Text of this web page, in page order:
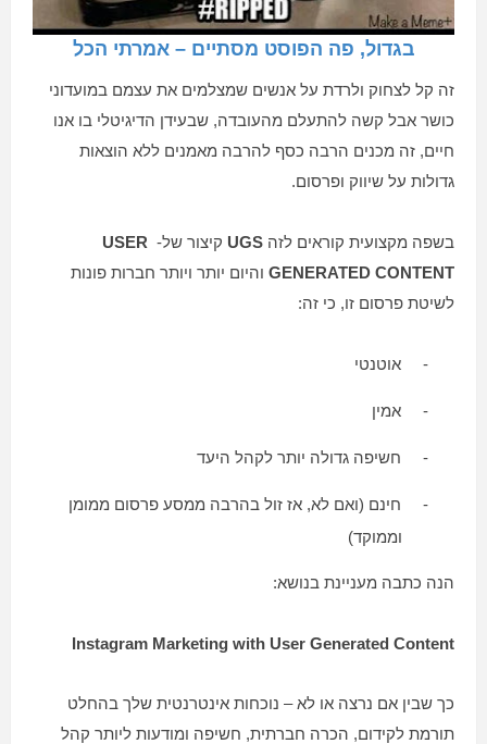
בגדול, פה הפוסט מסתיים – אמרתי הכל
זה קל לצחוק ולרדת על אנשים שמצלמים את עצמם במועדוני
כושר אבל קשה להתעלם מהעובדה, שבעידן הדיגיטלי בו אנו
חיים, זה מכנים הרבה כסף להרבה מאמנים ללא הוצאות
גדולות על שיווק ופרסום.
בשפה מקצועית קוראים לזה UGS קיצור של- USER
GENERATED CONTENT והיום יותר ויותר חברות פונות
לשיטת פרסום זו, כי זה:
- אוטנטי
- אמין
- חשיפה גדולה יותר לקהל היעד
-
חינם (ואם לא, אז זול בהרבה ממסע פרסום ממומן
וממוקד)
הנה כתבה מעניינת בנושא:
Instagram Marketing with User Generated Content
כך שבין אם נרצה או לא – נוכחות אינטרנטית שלך בהחלט
תורמת לקידום, הכרה חברתית, חשיפה ומודעות ליותר קהל